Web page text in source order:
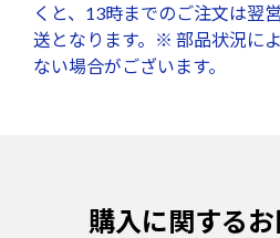
くと、13時までのご注文は翌
送となります。※ 部品状況に
ない場合がございます。
購入に関する